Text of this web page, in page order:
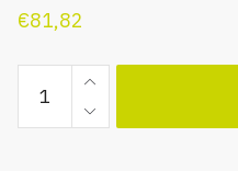
€81,82
gegloeide
haardaansluiting